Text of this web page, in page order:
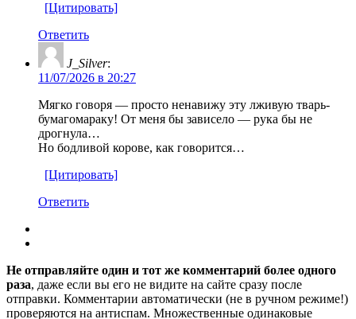
[Цитировать]
Ответить
J_Silver:
11/07/2026 в 20:27
Мягко говоря — просто ненавижу эту лживую тварь-
бумагомараку! От меня бы зависело — рука бы не
дрогнула…
Но бодливой корове, как говорится…
[Цитировать]
Ответить
Не отправляйте один и тот же комментарий более одного
раза, даже если вы его не видите на сайте сразу после
отправки. Комментарии автоматически (не в ручном режиме!)
проверяются на антиспам. Множественные одинаковые